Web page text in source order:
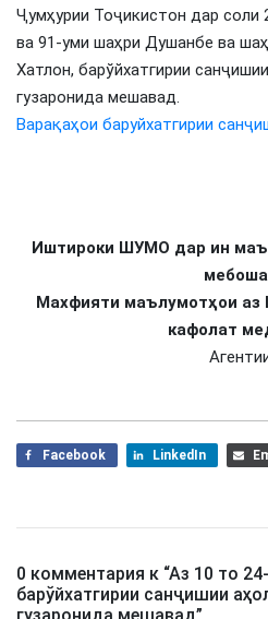
Ҷумҳурии Тоҷикистон дар соли
ва 91-уми шаҳри Душанбе ва
Хатлон, барўйхатгирии
гузаронида мешавад.
Варақаҳои баруйхатгирии
Иштироки ШУМО дар ин
Махфияти маълумотҳои
кафолат
Facebook LinkedIn
0 комментария к “Аз 10 то
барўйхатгирии санҷишии
гузаронида мешавад”